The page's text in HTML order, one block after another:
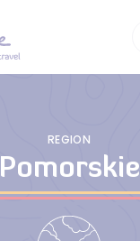
REGION
Pomorskie